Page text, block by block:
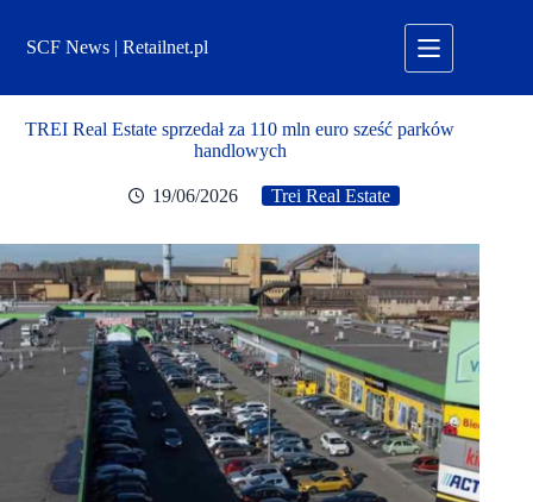
treściSCF News | Retailnet.pl
TREI Real Estate sprzedał za 110 mln euro sześć parków
handlowych
19/06/2026 Trei Real Estate